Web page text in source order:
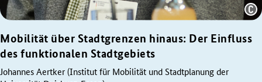
Mobilität über Stadtgrenzen hinaus: Der Einfluss
des funktionalen Stadtgebiets
Johannes Aertker (Institut für Mobilität und Stadtplanung der
Yves
Sucksdorff